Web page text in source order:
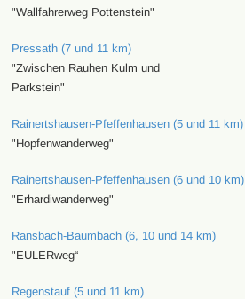
"Wallfahrerweg Pottenstein"
Pressath (7 und 11 km)
"Zwischen Rauhen Kulm und
Parkstein"
Rainertshausen-Pfeffenhausen (5 und 11 km)
"Hopfenwanderweg"
Rainertshausen-Pfeffenhausen (6 und 10 km)
"Erhardiwanderweg"
Ransbach-Baumbach (6, 10 und 14 km)
"EULERweg“
Regenstauf (5 und 11 km)